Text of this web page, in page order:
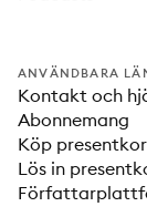
ANVÄNDBARA
Kontakt och
Abonnemang
Köp
Lös in